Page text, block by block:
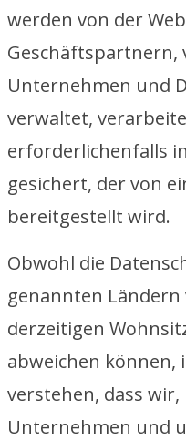
werden von der
Geschäftspartnern,
Unternehmen und
verwaltet,
erforderlichenfalls
gesichert, der von
bereitgestellt wird.
Obwohl die
genannten Ländern
derzeitigen
abweichen können,
verstehen, dass
Unternehmen und